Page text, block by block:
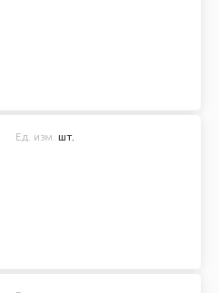
Ед. изм. шт.